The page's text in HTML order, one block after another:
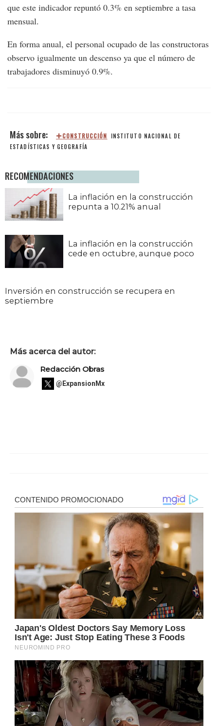
que este indicador repuntó 0.3% en septiembre a tasa
mensual.
En forma anual, el personal ocupado de las constructoras
observo igualmente un descenso ya que el número de
trabajadores disminuyó 0.9%.
CONSTRUCCIÓN
INSTITUTO NACIONAL DE
ESTADÍSTICAS Y GEOGRAFÍA
RECOMENDACIONES
La inflación en la construcción
repunta a 10.21% anual
La inflación en la construcción
cede en octubre, aunque poco
Inversión en construcción se recupera en
septiembre
Más acerca del autor:
Redacción Obras
@ExpansionMx